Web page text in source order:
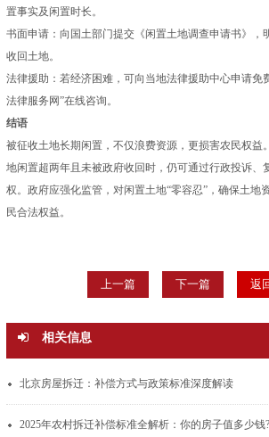
置事实及闲置时长。
书面申请：向国土部门提交《闲置土地调查申请书》，
收回土地。
法律援助：若经济困难，可向当地法律援助中心申请免
法律服务网”在线咨询。
结语
被征收土地长期闲置，不仅浪费资源，更损害农民权益
地闲置超两年且未被政府收回时，仍可通过行政投诉、
权。政府应强化监管，对闲置土地“零容忍”，确保土地
民合法权益。
上一篇 下一篇 返
相关信息
北京房屋拆迁：补偿方式与政策标准深度解读
2025年农村拆迁补偿标准全解析：你的房子值多少钱?